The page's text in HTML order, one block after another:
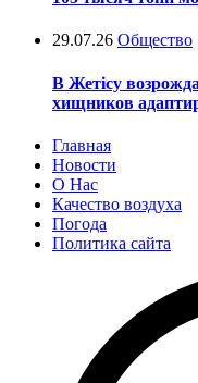
29.07.26 Общество
В Жетісу
хищников
Главная
Новости
О Нас
Качество воздуха
Погода
Политика сайта